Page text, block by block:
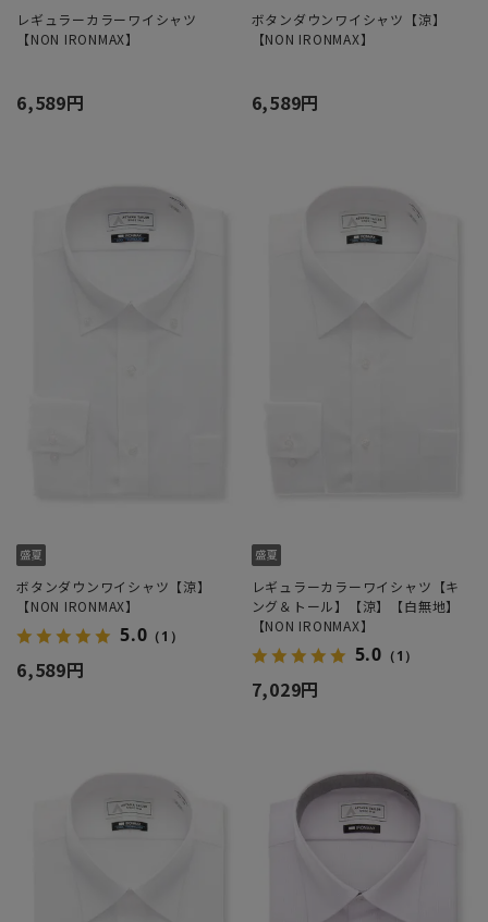
レギュラーカラーワイシャツ
【NON IRONMAX】
6,589円
ボタンダウンワイシャツ【涼】
【NON IRONMAX】
6,589円
ボタンダウンワイシャツ【涼】
【NON IRONMAX】
5.0 （1）
6,589円
レギュラーカラーワイシャツ【キ
ング＆トール】【涼】【白無地】
【NON IRONMAX】
5.0 （1）
7,029円